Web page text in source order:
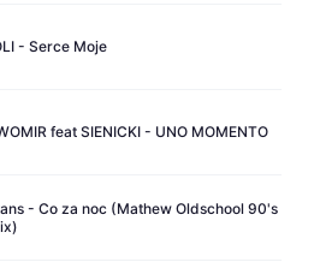
- Serce Moje
feat SIENICKI - UNO MOMENTO
- Co za noc (Mathew Oldschool 90's